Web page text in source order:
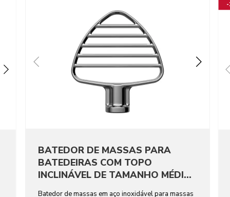
BATEDOR DE MASSAS PARA
BATEDEIRAS COM TOPO
INCLINÁVEL DE TAMANHO MÉDIO
Batedor de massas em aço inoxidável para massas
-